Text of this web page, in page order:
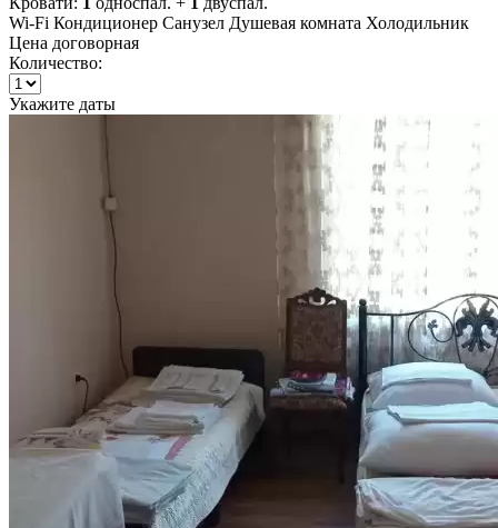
Wi-Fi Кондиционер Санузел Душевая комната Холодильник
Цена договорная
Количество:
Укажите даты